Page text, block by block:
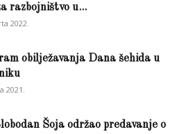
razbojništvo u...
2022.
obilježavanja Dana šehida u
2021.
Šoja održao predavanje o